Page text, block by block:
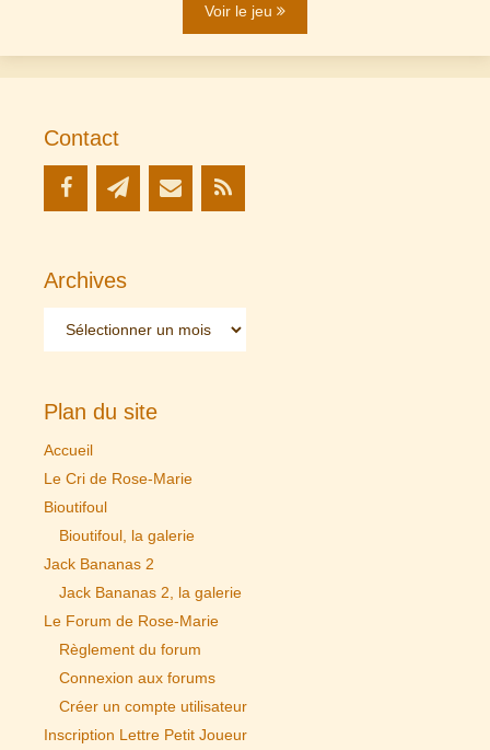
Voir le jeu
Contact
Archives
Plan du site
Accueil
Le Cri de Rose-Marie
Bioutifoul
Bioutifoul, la galerie
Jack Bananas 2
Jack Bananas 2, la galerie
Le Forum de Rose-Marie
Règlement du forum
Connexion aux forums
Créer un compte utilisateur
Inscription Lettre Petit Joueur